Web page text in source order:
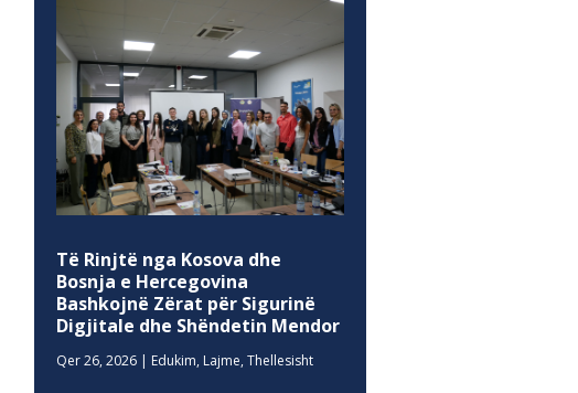
Të Rinjtë nga Kosova dhe
Bosnja e Hercegovina
Bashkojnë Zërat për Sigurinë
Digjitale dhe Shëndetin Mendor
Qer 26, 2026 | Edukim, Lajme,Thellesisht